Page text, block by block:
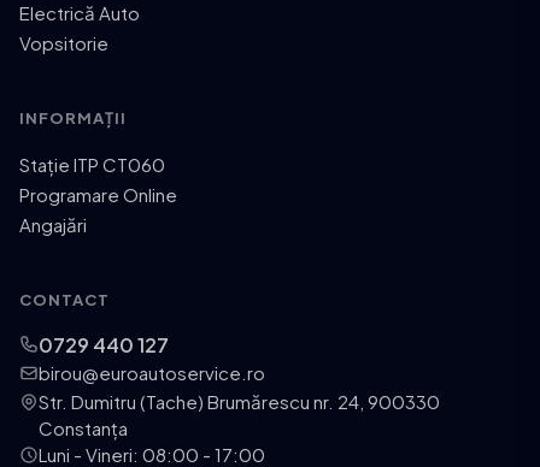
Electrică Auto
Vopsitorie
INFORMAȚII
Stație ITP CT060
Programare Online
Angajări
CONTACT
0729 440 127
birou@euroautoservice.ro
Str. Dumitru (Tache) Brumărescu nr. 24, 900330
Constanța
Luni - Vineri: 08:00 - 17:00